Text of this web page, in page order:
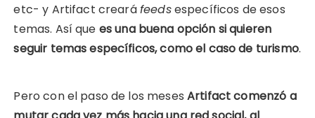
etc- y Artifact crearáfeedsespecíficos de esos
temas. Así que es una buena opción si quieren
seguir temas específicos, como el caso de turismo.
Pero con el paso de los meses Artifact comenzó a